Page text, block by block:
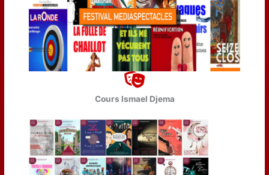
Cours Ismael Djema